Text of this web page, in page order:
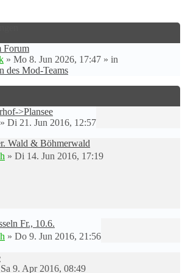
Forum
» Mo 8. Jun 2026, 17:47 » in
des Mod-Teams
>Plansee
» Di 21. Jun 2016, 12:57
Wald & Böhmerwald
» Di 14. Jun 2016, 17:19
Fr., 10.6.
» Do 9. Jun 2016, 21:56
Sa 9. Apr 2016, 08:49